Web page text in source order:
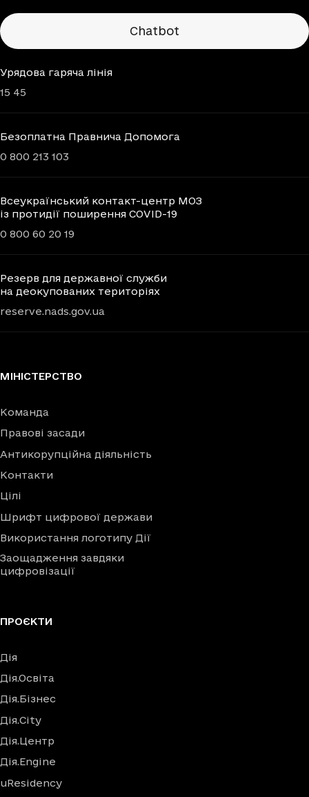
Chatbots
Chatbot
Урядова гаряча лінія
15 45
Безоплатна Правнича Допомога
0 800 213 103
Всеукраїнський контакт-центр МОЗ
із протидії поширення COVID-19
0 800 60 20 19
Резерв для державної служби
на деокупованих територіях
reserve.nads.gov.ua
МІНІСТЕРСТВО
Команда
Правові засади
Антикорупційна діяльність
Контакти
Цілі
Шрифт цифрової держави
Використання логотипу Дії
Заощадження завдяки
цифровізації
ПРОЄКТИ
Дія
Дія.Освіта
Дія.Бізнес
Дія.City
Дія.Центр
Дія.Engine
uResidency